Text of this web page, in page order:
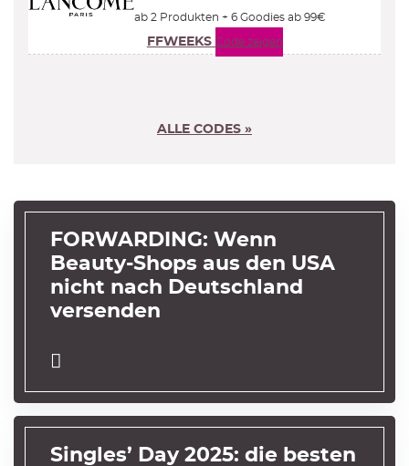
ab 2 Produkten + 6 Goodies ab 99€
FFWEEKS Code zeigen
ALLE CODES »
FORWARDING: Wenn
Beauty-Shops aus den USA
nicht nach Deutschland
versenden
Singles’ Day 2025: die besten